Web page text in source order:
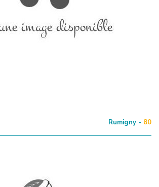
Rumigny - 80